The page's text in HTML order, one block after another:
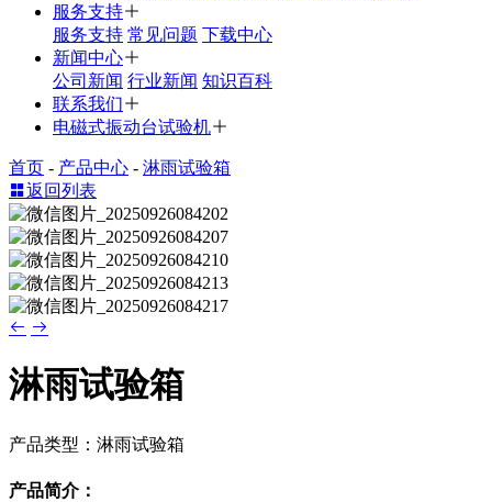
服务支持
服务支持 常见问题 下载中心
新闻中心
公司新闻 行业新闻 知识百科
联系我们
电磁式振动台试验机
首页 - 产品中心 - 淋雨试验箱
返回列表
淋雨试验箱
产品类型：淋雨试验箱
产品简介：